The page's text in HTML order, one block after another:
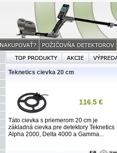
Teknetics cievka 20 cm
116.5 €
Táto cievka s priemerom 20 cm je
základná cievka pre detektory Teknetics
Alpha 2000, Delta 4000 a Gamma...